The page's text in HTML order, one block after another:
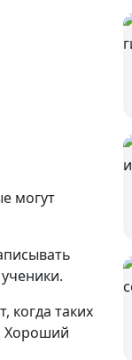
могут
когда таких
Хороший